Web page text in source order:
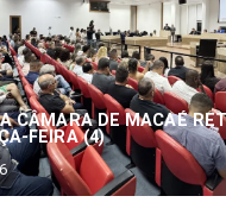
CÂMARA DE MACAÉ
FEIRA (4)